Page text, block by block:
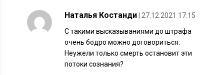
Наталья Костанди
| 27.12.2021 17:15
С такими высказываниями до штрафа
очень бодро можно договориться.
Неужели только смерть остановит эти
потоки сознания?